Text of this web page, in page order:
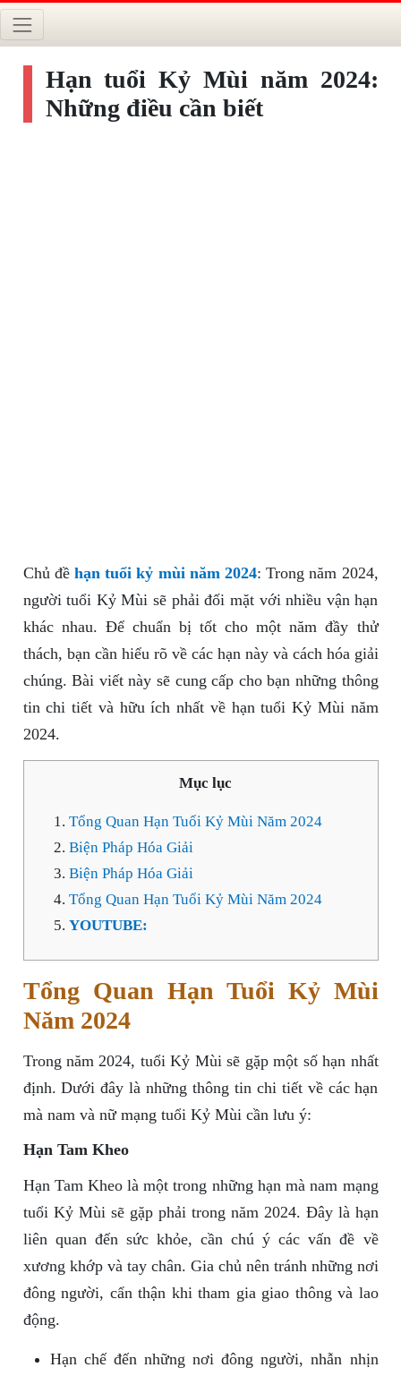
Hạn tuổi Kỷ Mùi năm 2024:
Những điều cần biết
Chủ đề hạn tuổi kỷ mùi năm 2024: Trong năm 2024,
người tuổi Kỷ Mùi sẽ phải đối mặt với nhiều vận hạn
khác nhau. Để chuẩn bị tốt cho một năm đầy thử
thách, bạn cần hiểu rõ về các hạn này và cách hóa giải
chúng. Bài viết này sẽ cung cấp cho bạn những thông
tin chi tiết và hữu ích nhất về hạn tuổi Kỷ Mùi năm
2024.
Mục lục
Tổng Quan Hạn Tuổi Kỷ Mùi Năm 2024
Biện Pháp Hóa Giải
Biện Pháp Hóa Giải
Tổng Quan Hạn Tuổi Kỷ Mùi Năm 2024
YOUTUBE:
Tổng Quan Hạn Tuổi Kỷ Mùi
Năm 2024
Trong năm 2024, tuổi Kỷ Mùi sẽ gặp một số hạn nhất
định. Dưới đây là những thông tin chi tiết về các hạn
mà nam và nữ mạng tuổi Kỷ Mùi cần lưu ý:
Hạn Tam Kheo
Hạn Tam Kheo là một trong những hạn mà nam mạng
tuổi Kỷ Mùi sẽ gặp phải trong năm 2024. Đây là hạn
liên quan đến sức khỏe, cần chú ý các vấn đề về
xương khớp và tay chân. Gia chủ nên tránh những nơi
đông người, cẩn thận khi tham gia giao thông và lao
động.
Hạn chế đến những nơi đông người, nhẫn nhịn